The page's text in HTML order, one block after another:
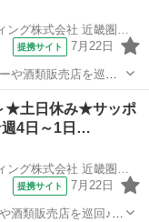
提携サイト 7月22日
や酒類販売店を巡回♪
★ノルマや新規開拓
大阪府大阪市中央区
★土日休み★サッポ
4日～1日…
提携サイト 7月22日
酒類販売店を巡回♪